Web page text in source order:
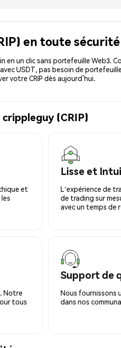
en toute sécurité
un clic sans portefeuille Web3.
USDT, pas besoin de
votre CRIP dès aujourd’hui.
(CRIP)
et
Lisse et
L'expérience de
de trading sur
avec un temps de
Notre
tous
Support de
Nous fournissons
dans nos